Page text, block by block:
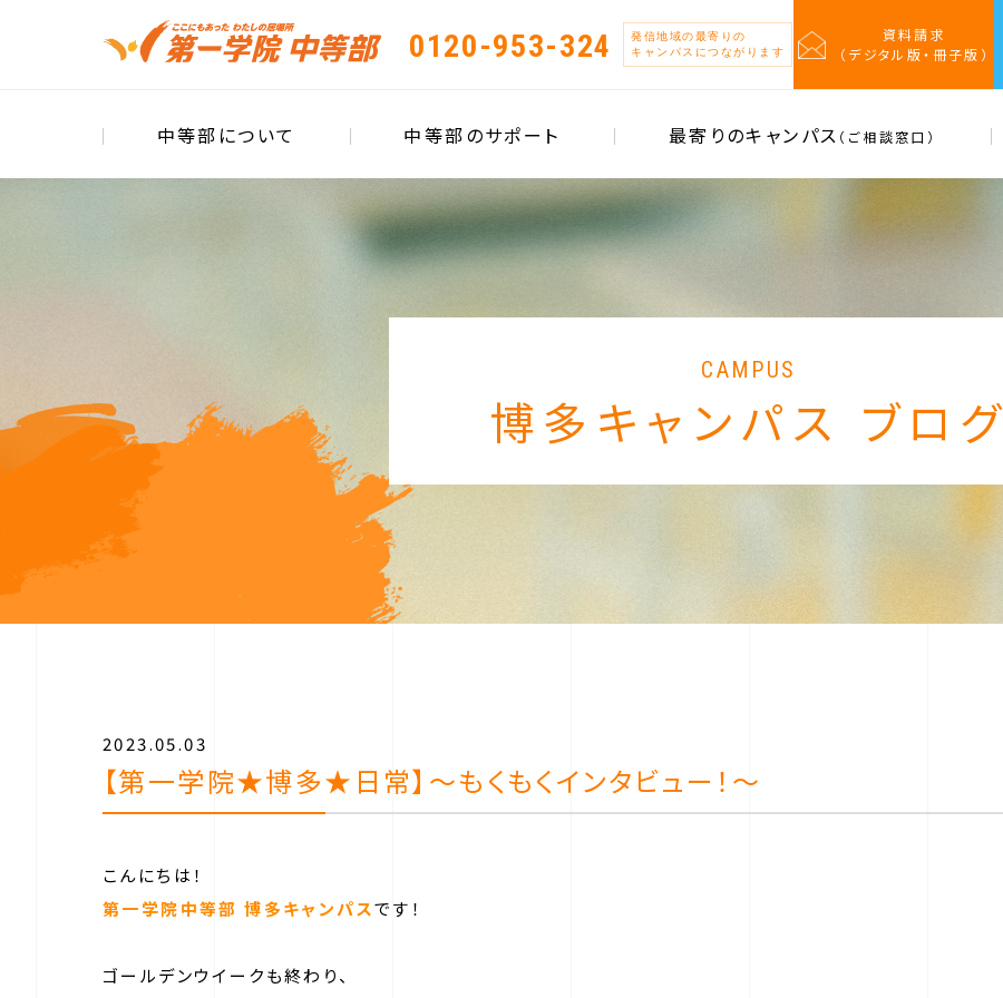
0120-953-324
発信地域の最寄りの
キャンパスにつながります
資料請求
（デジタル版・冊子版）
中等部について 中等部のサポート 最寄りのキャンパス （ご相談窓口）
CAMPUS
博多キャンパス ブログ
2023.05.03
【第一学院★博多★日常】～もくもくインタビュー！～
こんにちは！
第一学院中等部 博多キャンパスです！
ゴールデンウイークも終わり、